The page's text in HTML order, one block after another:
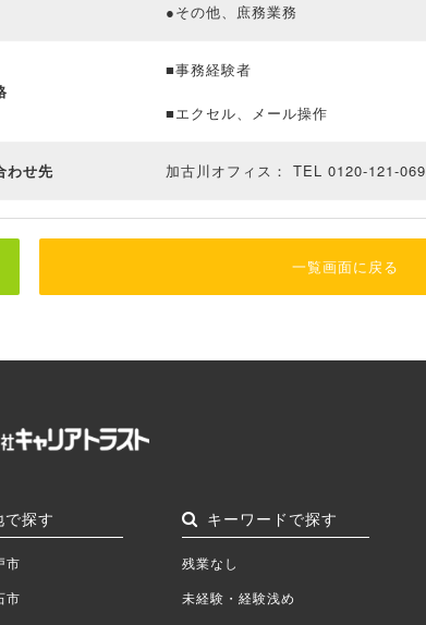
●その他、庶務業務
■事務経験者
■エクセル、メール操作
わせ先 加古川オフィス： TEL 0120-121-069
一覧画面に戻る
探す
市
市
キーワードで探す
残業なし
未経験・経験浅め